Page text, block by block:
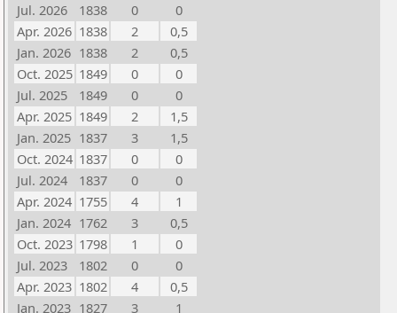
Jul. 2026
1838 0
0
Apr. 2026 1838 2
0,5
Jan. 2026 1838 2
0,5
Oct. 2025 1849 0
0
Jul. 2025
1849 0
0
Apr. 2025 1849 2
1,5
Jan. 2025 1837 3
1,5
Oct. 2024 1837 0
0
Jul. 2024
1837 0
0
Apr. 2024 1755 4
1
Jan. 2024 1762 3
0,5
Oct. 2023 1798 1
0
Jul. 2023
1802 0
0
Apr. 2023 1802 4
0,5
Jan. 2023 1827 3
1